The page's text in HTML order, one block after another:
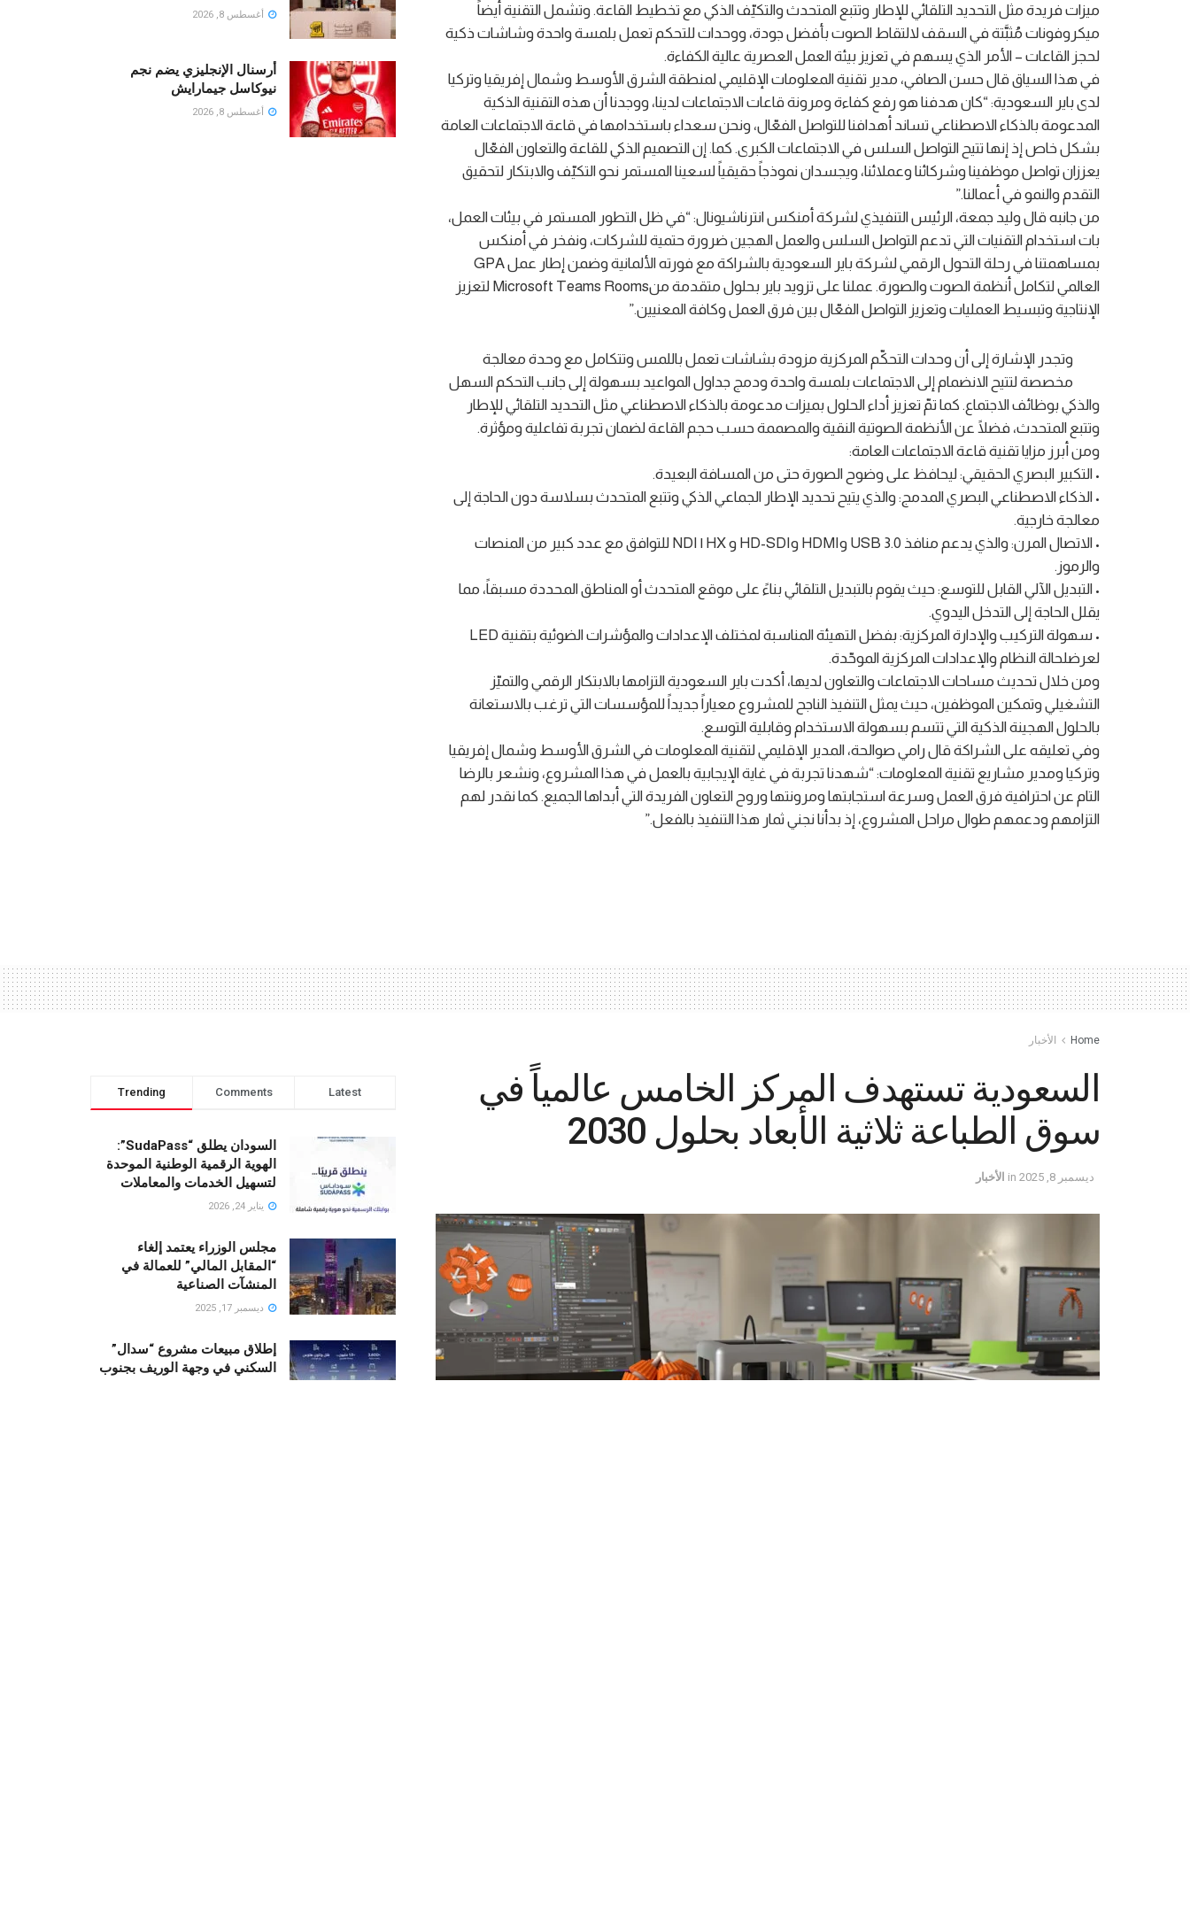
ميزات فريدة مثل التحديد التلقائي للإطار وتتبع المتحدث والتكيّف الذكي مع تخطيط القاعة. وتشمل التقنية أيضاً
ميكروفونات مُثبَّتة في السقف لالتقاط الصوت بأفضل جودة، ووحدات للتحكم تعمل بلمسة واحدة وشاشات ذكية
لحجز القاعات – الأمر الذي يسهم في تعزيز بيئة العمل العصرية عالية الكفاءة.
في هذا السياق قال حسن الصافي، مدير تقنية المعلومات الإقليمي لمنطقة الشرق الأوسط وشمال إفريقيا وتركيا
لدى باير السعودية: “كان هدفنا هو رفع كفاءة ومرونة قاعات الاجتماعات لدينا، ووجدنا أن هذه التقنية الذكية
المدعومة بالذكاء الاصطناعي تساند أهدافنا للتواصل الفعّال، ونحن سعداء باستخدامها في قاعة الاجتماعات العامة
بشكل خاص إذ إنها تتيح التواصل السلس في الاجتماعات الكبرى. كما. إن التصميم الذكي للقاعة والتعاون الفعّال
يعززان تواصل موظفينا وشركائنا وعملائنا، ويجسدان نموذجاً حقيقياً لسعينا المستمر نحو التكيّف والابتكار لتحقيق
التقدم والنمو في أعمالنا.”
من جانبه قال وليد جمعة، الرئيس التنفيذي لشركة أمنكس انترناشيونال: “في ظل التطور المستمر في بيئات العمل،
بات استخدام التقنيات التي تدعم التواصل السلس والعمل الهجين ضرورة حتمية للشركات، ونفخر في أمنكس
بمساهمتنا في رحلة التحول الرقمي لشركة باير السعودية بالشراكة مع فورته الألمانية وضمن إطار عمل GPA
العالمي لتكامل أنظمة الصوت والصورة. عملنا على تزويد باير بحلول متقدمة منMicrosoft Teams Rooms لتعزيز
الإنتاجية وتبسيط العمليات وتعزيز التواصل الفعّال بين فرق العمل وكافة المعنيين.”
وتجدر الإشارة إلى أن وحدات التحكّم المركزية مزودة بشاشات تعمل باللمس وتتكامل مع وحدة معالجة
مخصصة لتتيح الانضمام إلى الاجتماعات بلمسة واحدة ودمج جداول المواعيد بسهولة إلى جانب التحكم السهل
والذكي بوظائف الاجتماع. كما تمّ تعزيز أداء الحلول بميزات مدعومة بالذكاء الاصطناعي مثل التحديد التلقائي للإطار
وتتبع المتحدث، فضلًا عن الأنظمة الصوتية النقية والمصممة حسب حجم القاعة لضمان تجربة تفاعلية ومؤثرة.
ومن أبرز مزايا تقنية قاعة الاجتماعات العامة:
•⁠ ⁠التكبير البصري الحقيقي: ليحافظ على وضوح الصورة حتى من المسافة البعيدة.
•⁠ ⁠الذكاء الاصطناعي البصري المدمج: والذي يتيح تحديد الإطار الجماعي الذكي وتتبع المتحدث بسلاسة دون الحاجة إلى
معالجة خارجية.
•⁠ ⁠الاتصال المرن: والذي يدعم منافذ USB 3.0 وHDMI وHD-SDI و NDI | HX للتوافق مع عدد كبير من المنصات
والرموز.
• التبديل الآلي القابل للتوسع: حيث يقوم بالتبديل التلقائي بناءً على موقع المتحدث أو المناطق المحددة مسبقاً، مما
يقلل الحاجة إلى التدخل اليدوي.
• سهولة التركيب والإدارة المركزية: بفضل التهيئة المناسبة لمختلف الإعدادات والمؤشرات الضوئية بتقنية LED
لعرضلحالة النظام والإعدادات المركزية الموحّدة.
ومن خلال تحديث مساحات الاجتماعات والتعاون لديها، أكدت باير السعودية التزامها بالابتكار الرقمي والتميّز
التشغيلي وتمكين الموظفين، حيث يمثل التنفيذ الناجح للمشروع معياراً جديداً للمؤسسات التي ترغب بالاستعانة
بالحلول الهجينة الذكية التي تتسم بسهولة الاستخدام وقابلية التوسع.
وفي تعليقه على الشراكة قال رامي صوالحة، المدير الإقليمي لتقنية المعلومات في الشرق الأوسط وشمال إفريقيا
وتركيا ومدير مشاريع تقنية المعلومات: “شهدنا تجربة في غاية الإيجابية بالعمل في هذا المشروع، ونشعر بالرضا
التام عن احترافية فرق العمل وسرعة استجابتها ومرونتها وروح التعاون الفريدة التي أبداها الجميع. كما نقدر لهم
التزامهم ودعمهم طوال مراحل المشروع، إذ بدأنا نجني ثمار هذا التنفيذ بالفعل.”
أغسطس 8, 2026
أرسنال الإنجليزي يضم نجم
نيوكاسل جيمارايش
أغسطس 8, 2026
Home الأخبار
السعودية تستهدف المركز الخامس عالمياً في
سوق الطباعة ثلاثية الأبعاد بحلول 2030
ديسمبر 8, 2025 in الأخبار
Trending Comments Latest
السودان يطلق “SudaPass”:
الهوية الرقمية الوطنية الموحدة
لتسهيل الخدمات والمعاملات
يناير 24, 2026
مجلس الوزراء يعتمد إلغاء
“المقابل المالي” للعمالة في
المنشآت الصناعية
ديسمبر 17, 2025
إطلاق مبيعات مشروع “سدال”
السكني في وجهة الوريف بجنوب